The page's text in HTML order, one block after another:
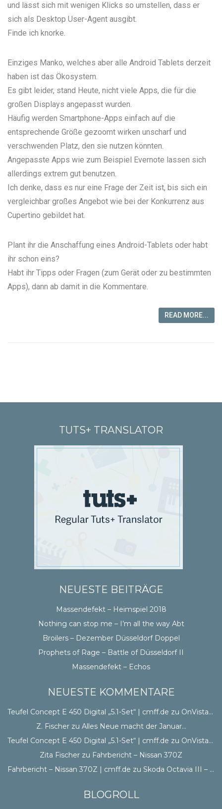
und lässt sich mit wenigen Klicks so umstellen, dass er
sich als Desktop User-Agent ausgibt.
Finde ich knorke.
Einziges Manko, welches aber alle Android Tablets derzeit
haben ist das Ökosystem.
Es gibt leider, stand Heute, nicht viele Apps, die für die
großen Displays angepasst wurden.
Häufig werden Smartphone-Apps einfach auf die
entsprechende Größe gezoomt wirken unscharf und
verschwenden Platz, den sie nutzen könnten.
Angepasste Apps wie zum Beispiel Evernote lassen sich
allerdings extrem gut benutzen.
Ich denke, dass es nur eine Frage der Zeit ist, bis sich ein
vergleichbar großes Angebot wie bei der Konkurrenz aus
Cupertino gebildet hat.
Plant ihr die Anschaffung eines Android-Tablets oder habt
ihr schon eins?
Habt ihr Tipps oder Fragen (zum Gerät oder zu bestimmten
Apps), dann ab damit in die Kommentare.
READ MORE...
TUTS+ TRANSLATOR
NEUESTE BEITRÄGE
Massendefekt – Heimspiel 2018
Nothing can stop me – I’m all the way Abt
Broilers – Dezember Düsseldorf Doppel
Prophets of Rage – Battle of Düsseldorf II
Massendefekt – Echos
NEUESTE KOMMENTARE
Teufel Concept E 450 Digital „5.1-Set“ | cmff.de zu OnVista CSS
Z. Fischerzu Alles Neue macht der Januar…
Teufel Concept E 450 Digital „5.1-Set“ | cmff.de zu OnVista CSS
Zita Fischer zu Fahrbericht – Nissan 370Z
Fahrbericht – Nissan 370Z | cmff.de zu Skoda Octavia III – Erster Eindruck
BLOGROLL